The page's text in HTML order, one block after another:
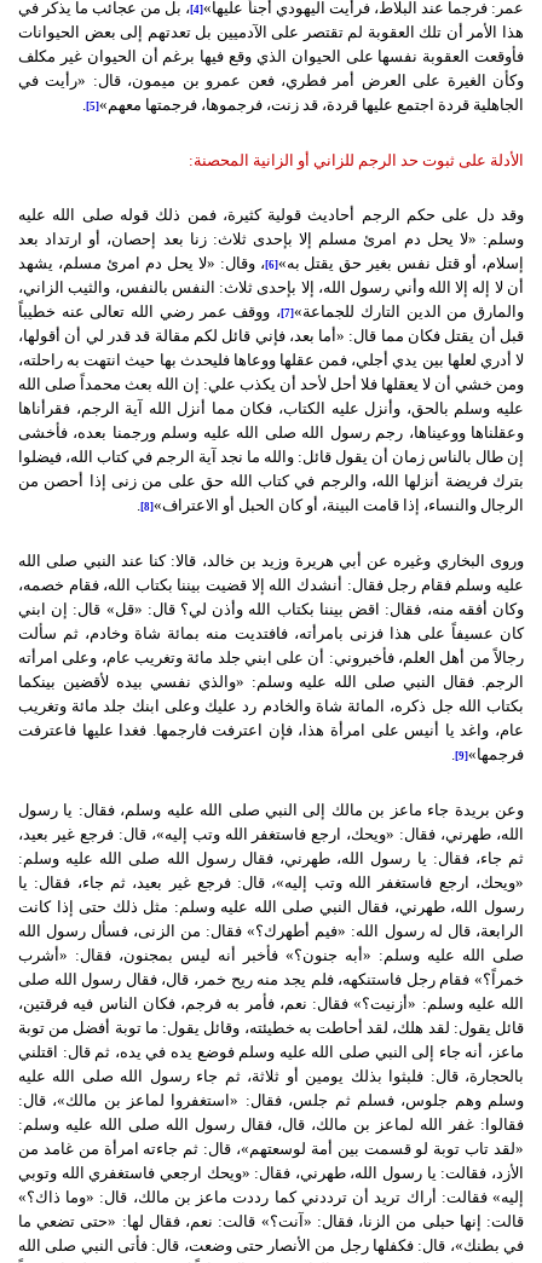
عمر: فرجما عند البلاط، فرأيت اليهودي أجنأ عليها»[4]
، بل من عجائب ما يذكر في
هذا الأمر أن تلك العقوبة لم تقتصر على الآدميين بل تعدتهم إلى بعض الحيوانات
فأوقعت العقوبة نفسها على الحيوان الذي وقع فيها برغم أن الحيوان غير مكلف
وكأن الغيرة على العرض أمر فطري، فعن عمرو بن ميمون، قال: «رأيت في
الجاهلية قردة اجتمع عليها قردة، قد زنت، فرجموها، فرجمتها معهم»[5]
.
الأدلة على ثبوت حد الرجم للزاني أو الزانية المحصنة:
وقد دل على حكم الرجم أحاديث قولية كثيرة، فمن ذلك قوله صلى الله عليه
وسلم: «لا يحل دم امرئ مسلم إلا بإحدى ثلاث: زنا بعد إحصان، أو ارتداد بعد
إسلام، أو قتل نفس بغير حق يقتل به»[6]
، وقال: «لا يحل دم امرئ مسلم، يشهد
أن لا إله إلا الله وأني رسول الله، إلا بإحدى ثلاث: النفس بالنفس، والثيب الزاني،
والمارق من الدين التارك للجماعة»[7]
، ووقف عمر رضي الله تعالى عنه خطيباً
قبل أن يقتل فكان مما قال: «أما بعد، فإني قائل لكم مقالة قد قدر لي أن أقولها،
لا أدري لعلها بين يدي أجلي، فمن عقلها ووعاها فليحدث بها حيث انتهت به راحلته،
ومن خشي أن لا يعقلها فلا أحل لأحد أن يكذب علي: إن الله بعث محمداً صلى الله
عليه وسلم بالحق، وأنزل عليه الكتاب، فكان مما أنزل الله آية الرجم، فقرأناها
وعقلناها ووعيناها، رجم رسول الله صلى الله عليه وسلم ورجمنا بعده، فأخشى
إن طال بالناس زمان أن يقول قائل: والله ما نجد آية الرجم في كتاب الله، فيضلوا
بترك فريضة أنزلها الله، والرجم في كتاب الله حق على من زنى إذا أحصن من
الرجال والنساء، إذا قامت البينة، أو كان الحبل أو الاعتراف»[8]
.
وروى البخاري وغيره عن أبي هريرة وزيد بن خالد، قالا: كنا عند النبي صلى الله
عليه وسلم فقام رجل فقال: أنشدك الله إلا قضيت بيننا بكتاب الله، فقام خصمه،
وكان أفقه منه، فقال: اقض بيننا بكتاب الله وأذن لي؟ قال: «قل» قال: إن ابني
كان عسيفاً على هذا فزنى بامرأته، فافتديت منه بمائة شاة وخادم، ثم سألت
رجالاً من أهل العلم، فأخبروني: أن على ابني جلد مائة وتغريب عام، وعلى امرأته
الرجم. فقال النبي صلى الله عليه وسلم: «والذي نفسي بيده لأقضين بينكما
بكتاب الله جل ذكره، المائة شاة والخادم رد عليك وعلى ابنك جلد مائة وتغريب
عام، واغد يا أنيس على امرأة هذا، فإن اعترفت فارجمها. فغدا عليها فاعترفت
فرجمها»[9]
وعن بريدة جاء ماعز بن مالك إلى النبي صلى الله عليه وسلم، فقال: يا رسول
الله، طهرني، فقال: «ويحك، ارجع فاستغفر الله وتب إليه»، قال: فرجع غير بعيد،
ثم جاء، فقال: يا رسول الله، طهرني، فقال رسول الله صلى الله عليه وسلم:
«ويحك، ارجع فاستغفر الله وتب إليه»، قال: فرجع غير بعيد، ثم جاء، فقال: يا
رسول الله، طهرني، فقال النبي صلى الله عليه وسلم: مثل ذلك حتى إذا كانت
الرابعة، قال له رسول الله: «فيم أطهرك؟» فقال: من الزنى، فسأل رسول الله
صلى الله عليه وسلم: «أبه جنون؟» فأخبر أنه ليس بمجنون، فقال: «أشرب
خمراً؟» فقام رجل فاستنكهه، فلم يجد منه ريح خمر، قال، فقال رسول الله صلى
الله عليه وسلم: «أزنيت؟» فقال: نعم، فأمر به فرجم، فكان الناس فيه فرقتين،
قائل يقول: لقد هلك، لقد أحاطت به خطيئته، وقائل يقول: ما توبة أفضل من توبة
ماعز، أنه جاء إلى النبي صلى الله عليه وسلم فوضع يده في يده، ثم قال: اقتلني
بالحجارة، قال: فلبثوا بذلك يومين أو ثلاثة، ثم جاء رسول الله صلى الله عليه
وسلم وهم جلوس، فسلم ثم جلس، فقال: «استغفروا لماعز بن مالك»، قال:
فقالوا: غفر الله لماعز بن مالك، قال، فقال رسول الله صلى الله عليه وسلم:
«لقد تاب توبة لو قسمت بين أمة لوسعتهم»، قال: ثم جاءته امرأة من غامد من
الأزد، فقالت: يا رسول الله، طهرني، فقال: «ويحك ارجعي فاستغفري الله وتوبي
إليه» فقالت: أراك تريد أن ترددني كما رددت ماعز بن مالك، قال: «وما ذاك؟»
قالت: إنها حبلى من الزنا، فقال: «آنت؟» قالت: نعم، فقال لها: «حتى تضعي ما
في بطنك»، قال: فكفلها رجل من الأنصار حتى وضعت، قال: فأتى النبي صلى الله